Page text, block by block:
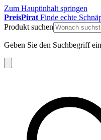
Zum Hauptinhalt springen
PreisPirat Finde echte
Produkt suchen
Geben Sie den Suchbegriff